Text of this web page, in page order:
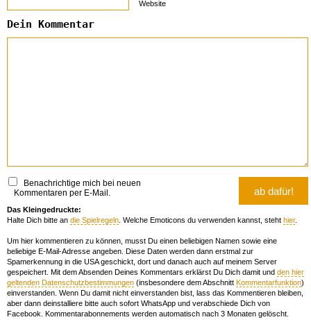
Website
Dein Kommentar
Benachrichtige mich bei neuen
Kommentaren per E-Mail.
Das Kleingedruckte:
Halte Dich bitte an die Spielregeln . Welche Emoticons du verwenden kannst, steht hier.
Um hier kommentieren zu können, musst Du einen beliebigen Namen sowie eine
beliebige E-Mail-Adresse angeben. Diese Daten werden dann erstmal zur
Spamerkennung in die USA geschickt, dort und danach auch auf meinem Server
gespeichert. Mit dem Absenden Deines Kommentars erklärst Du Dich damit und den hier
geltenden Datenschutzbestimmungen (insbesondere dem Abschnitt Kommentarfunktion)
einverstanden. Wenn Du damit nicht einverstanden bist, lass das Kommentieren bleiben,
aber dann deinstalliere bitte auch sofort WhatsApp und verabschiede Dich von
Facebook. Kommentarabonnements werden automatisch nach 3 Monaten gelöscht.